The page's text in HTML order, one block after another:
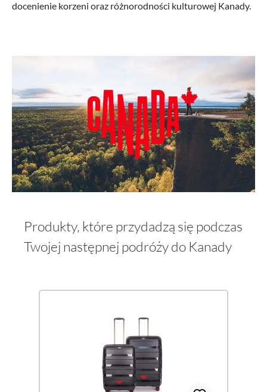
docenienie korzeni oraz różnorodności kulturowej Kanady.
Produkty, które przydadzą się podczas
Twojej następnej podróży do Kanady